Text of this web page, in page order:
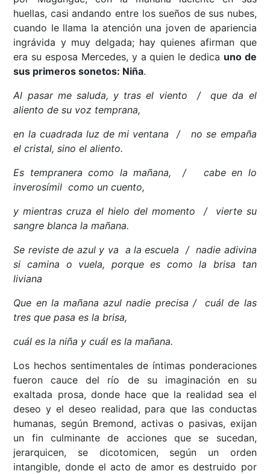
huellas, casi andando entre los sueños de sus nubes,
cuando le llama la atención una joven de apariencia
ingrávida y muy delgada; hay quienes afirman que
era su esposa Mercedes, y a quien le dedica uno de
sus primeros sonetos: Niña.
Al pasar me saluda, y tras el viento / que da el
aliento de su voz temprana,
en la cuadrada luz de mi ventana / no se empaña
el cristal, sino el aliento.
Es tempranera como la mañana, / cabe en lo
inverosímil como un cuento,
y mientras cruza el hielo del momento / vierte su
sangre blanca la mañana.
Se reviste de azul y va a la escuela / nadie adivina
si camina o vuela, porque es como la brisa tan
liviana
Que en la mañana azul nadie precisa / cuál de las
tres que pasa es la brisa,
cuál es la niña y cuál es la mañana.
Los hechos sentimentales de íntimas ponderaciones
fueron cauce del río de su imaginación en su
exaltada prosa, donde hace que la realidad sea el
deseo y el deseo realidad, para que las conductas
humanas, según Bremond, activas o pasivas, exijan
un fin culminante de acciones que se sucedan,
jerarquicen, se dicotomicen, según un orden
intangible, donde el acto de amor es destruido por